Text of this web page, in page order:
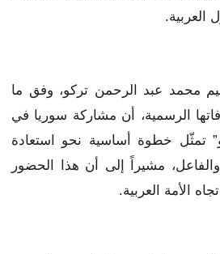
العربية.
محمد عبد الرحمن تركو، وفق ما
الرسمية، أن مشاركة سوريا في
تمثّل خطوة أساسية نحو استعادة
مشيراً إلى أن هذا الحضور
الأمة العربية.